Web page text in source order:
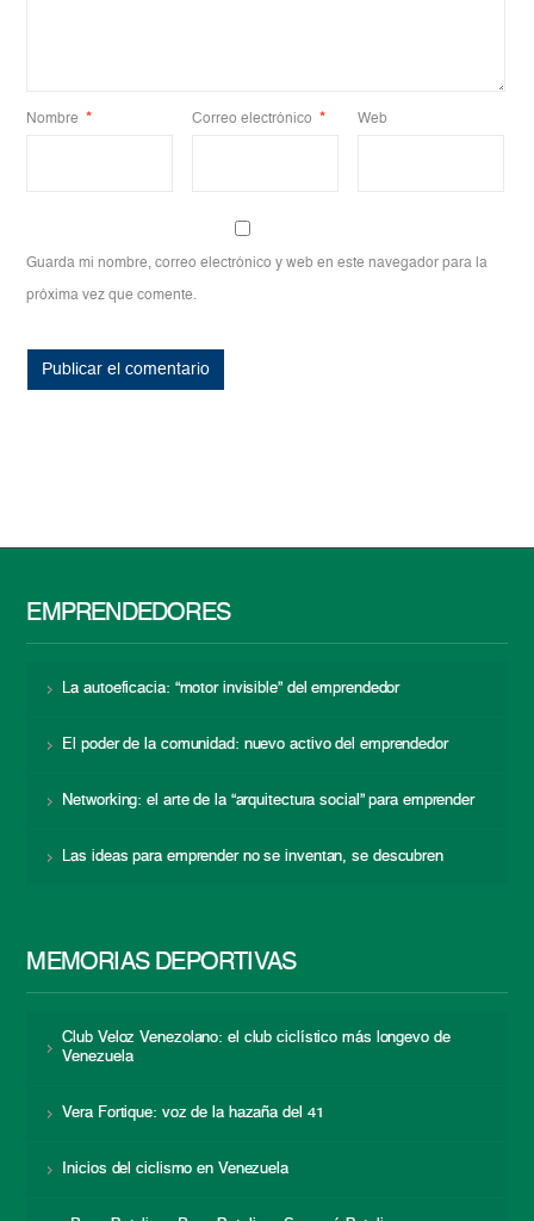
Nombre * Correo electrónico * Web
Guarda mi nombre, correo electrónico y web en este navegador para la
próxima vez que comente.
EMPRENDEDORES
La autoeficacia: “motor invisible” del emprendedor
El poder de la comunidad: nuevo activo del emprendedor
Networking: el arte de la “arquitectura social” para emprender
Las ideas para emprender no se inventan, se descubren
MEMORIAS DEPORTIVAS
Club Veloz Venezolano: el club ciclístico más longevo de
Venezuela
Vera Fortique: voz de la hazaña del 41
Inicios del ciclismo en Venezuela